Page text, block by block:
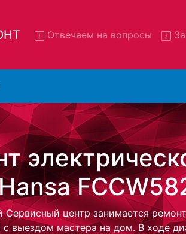
Отвечаем на вопросы
электрических
с вывозом
плит Hansa FCCW58226 с
нашей бесплатной услуги,
для дальнейшего более